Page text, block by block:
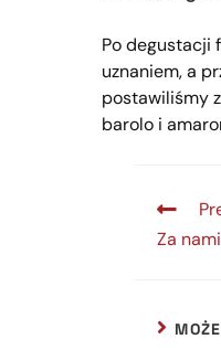
Po degustacji
uznaniem, a
postawiliśmy
barolo i
Za